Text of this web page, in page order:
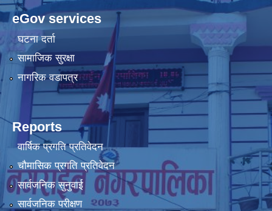
eGov services
घटना दर्ता
सामाजिक सुरक्षा
नागरिक वडापत्र
Reports
वार्षिक प्रगति प्रतिवेदन
चौमासिक प्रगति प्रतिवेदन
सार्वजनिक सुनुवाई
सार्वजनिक परीक्षण